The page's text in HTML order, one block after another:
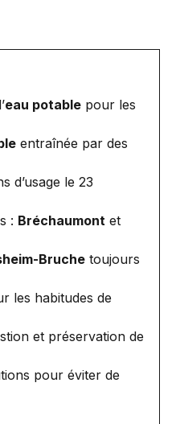
eau potable pour les
entraînée par des
d’usage le 23
: Bréchaumont et
Bruche toujours
les habitudes de
et préservation de
pour éviter de